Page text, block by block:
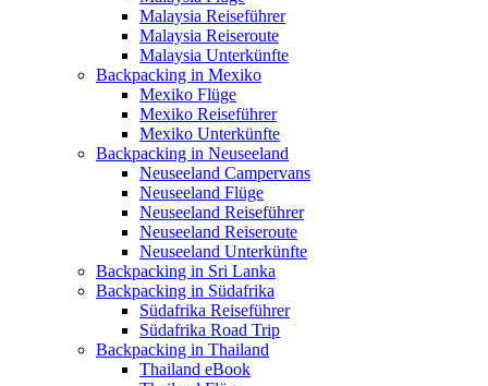
Malaysia Reiseführer
Malaysia Reiseroute
Malaysia Unterkünfte
Backpacking in Mexiko
Mexiko Flüge
Mexiko Reiseführer
Mexiko Unterkünfte
Backpacking in Neuseeland
Neuseeland Campervans
Neuseeland Flüge
Neuseeland Reiseführer
Neuseeland Reiseroute
Neuseeland Unterkünfte
Backpacking in Sri Lanka
Backpacking in Südafrika
Südafrika Reiseführer
Südafrika Road Trip
Backpacking in Thailand
Thailand eBook